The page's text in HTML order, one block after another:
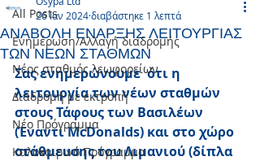
All Posts
Ενημέρωση/Αλλαγή διαδρομής
Νέος σταθμός λεωφορείων
Διαδρομή με εκτροπή
Νέο Πρόγραμμα
Καλοκαιρινό Πρόγραμμα
ΑΝΑΒΟΛΗ ΕΝΑΡΞΗΣ ΛΕΙΤΟΥΡΓΙΑΣ
ΤΩΝ ΝΕΩΝ ΣΤΑΘΜΩΝ
26 Ιαν 2024διαβάστηκε 1 λεπτά
Σας ενημερώνουμε  ότι η
λειτουργία των νέων σταθμών
στους Τάφους των Βασιλέων
(Έναντι McDonalds) και στο χώρο
στάθμευσης του Λιμανιού (δίπλα